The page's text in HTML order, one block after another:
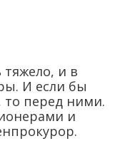
и в
И если бы
то перед ними.
и